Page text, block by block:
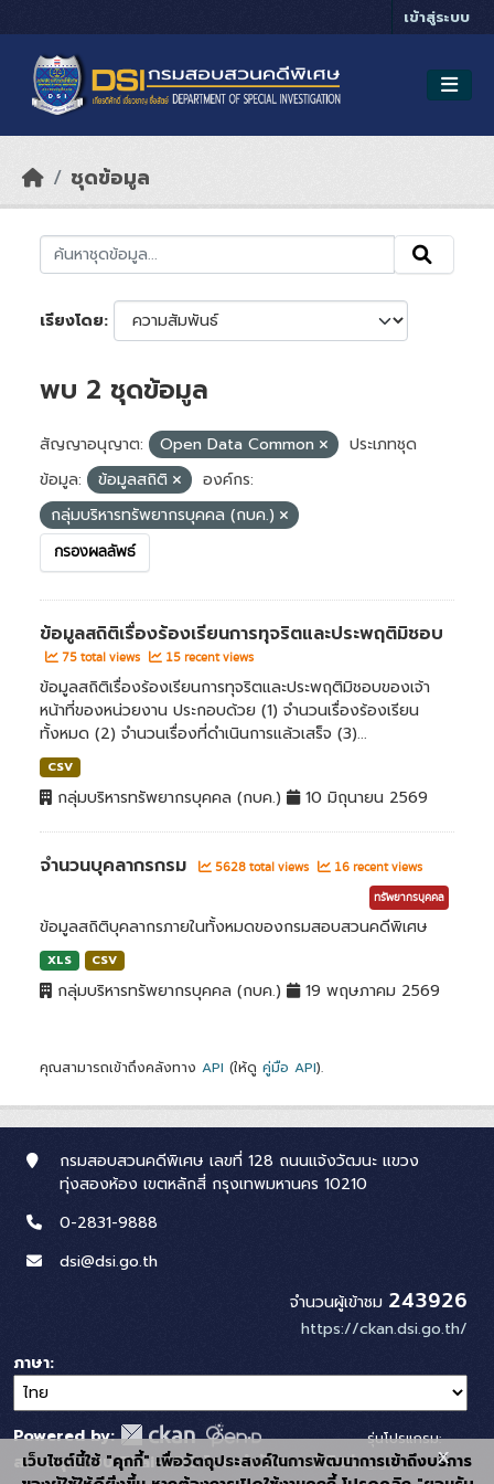
เข้าสู่ระบบ
ชุดข้อมูล
เรียงโดย
พบ 2 ชุดข้อมูล
สัญญาอนุญาต: Open Data Common
ประเภทชุด
ข้อมูล:
ข้อมูลสถิติ
องค์กร:
กลุ่มบริหารทรัพยากรบุคคล (กบค.)
กรองผลลัพธ์
ข้อมูลสถิติเรื่องร้องเรียนการทุจริตและประพฤติมิชอบ
75 total views 15 recent views
ข้อมูลสถิติเรื่องร้องเรียนการทุจริตและประพฤติมิชอบของเจ้า
หน้าที่ของหน่วยงาน ประกอบด้วย (1) จำนวนเรื่องร้องเรียน
ทั้งหมด (2) จำนวนเรื่องที่ดำเนินการแล้วเสร็จ (3)...
CSV
กลุ่มบริหารทรัพยากรบุคคล (กบค.) 10 มิถุนายน 2569
จำนวนบุคลากรกรม 5628 total views 16 recent views
ทรัพยากรบุคคล
ข้อมูลสถิติบุคลากรภายในทั้งหมดของกรมสอบสวนคดีพิเศษ
XLS CSV
กลุ่มบริหารทรัพยากรบุคคล (กบค.) 19 พฤษภาคม 2569
คุณสามารถเข้าถึงคลังทาง API (ให้ดู คู่มือ API).
กรมสอบสวนคดีพิเศษ เลขที่ 128 ถนนแจ้งวัฒนะ แขวง
ทุ่งสองห้อง เขตหลักสี่ กรุงเทพมหานคร 10210
0-2831-9888
dsi@dsi.go.th
จำนวนผู้เข้าชม 243926
https://ckan.dsi.go.th/
ภาษา
Powered by:
สนับสนุนระบบ Thai-GDC โดย สำนักงานสถิติแห่ง
รุ่นโปรแกรม:
3.0.0
เว็บไซต์นี้ใช้ "คุกกี้" เพื่อวัตถุประสงค์ในการพัฒนาการเข้าถึงบริการ
x